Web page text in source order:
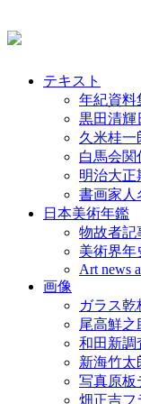
テキスト
年紀資料
黒田清輝
久米桂一
白馬会関
明治大正
書画家人
日本美術年鑑
物故者記
美術界年
Art news
画像
ガラス乾
尾高鮮
和田新調
新海竹太
写真原板
畑正吉フ